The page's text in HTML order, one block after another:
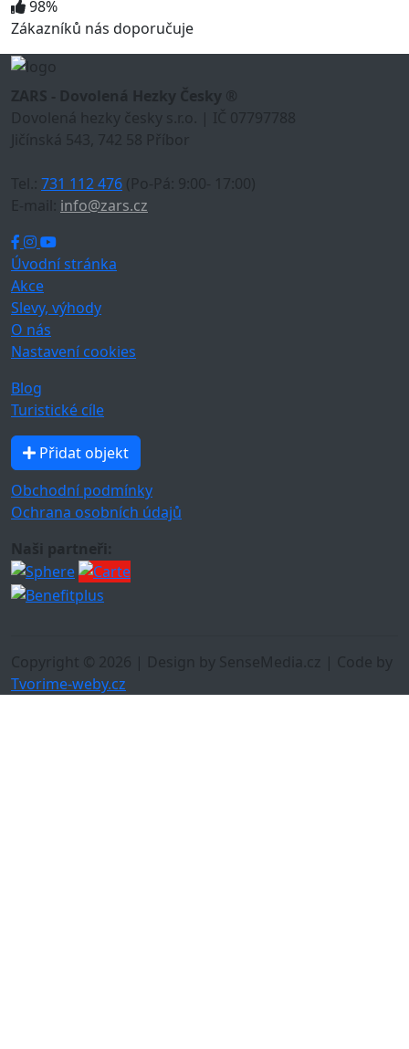
98%
Zákazníků nás doporučuje
ZARS - Dovolená Hezky Česky ®
Dovolená hezky česky s.r.o. | IČ 07797788
Jičínská 543, 742 58 Příbor
Tel.: 731 112 476 (Po-Pá: 9:00- 17:00)
E-mail: info@zars.cz
Úvodní stránka
Akce
Slevy, výhody
O nás
Nastavení cookies
Blog
Turistické cíle
Přidat objekt
Obchodní podmínky
Ochrana osobních údajů
Naši partneři:
Copyright © 2026 | Design by SenseMedia.cz | Code by
Tvorime-weby.cz